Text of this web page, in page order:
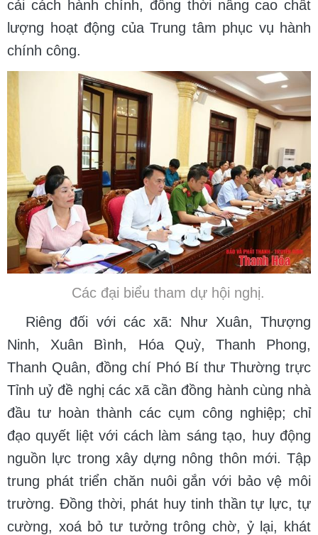
cải cách hành chính, đồng thời nâng cao chất
lượng hoạt động của Trung tâm phục vụ hành
chính công.
Các đại biểu tham dự hội nghị.
Riêng đối với các xã: Như Xuân, Thượng
Ninh, Xuân Bình, Hóa Quỳ, Thanh Phong,
Thanh Quân, đồng chí Phó Bí thư Thường trực
Tỉnh uỷ đề nghị các xã cần đồng hành cùng nhà
đầu tư hoàn thành các cụm công nghiệp; chỉ
đạo quyết liệt với cách làm sáng tạo, huy động
nguồn lực trong xây dựng nông thôn mới. Tập
trung phát triển chăn nuôi gắn với bảo vệ môi
trường. Đồng thời, phát huy tinh thần tự lực, tự
cường, xoá bỏ tư tưởng trông chờ, ỷ lại, khát